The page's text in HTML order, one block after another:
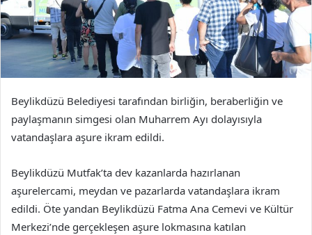
Beylikdüzü Belediyesi tarafından birliğin, beraberliğin ve
paylaşmanın simgesi olan Muharrem Ayı dolayısıyla
vatandaşlara aşure ikram edildi.
Beylikdüzü Mutfak’ta dev kazanlarda hazırlanan
aşurelercami, meydan ve pazarlarda vatandaşlara ikram
edildi. Öte yandan Beylikdüzü Fatma Ana Cemevi ve Kültür
Merkezi’nde gerçekleşen aşure lokmasına katılan